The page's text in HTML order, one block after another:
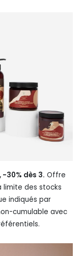
-30% dès 3. Offre
limite des stocks
indiqués par
cumulable avec